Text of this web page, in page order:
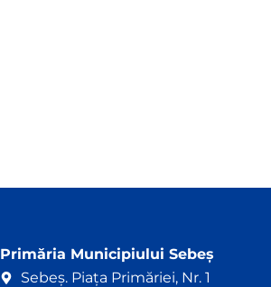
Primăria Municipiului Sebeș
Sebeș. Piața Primăriei, Nr. 1